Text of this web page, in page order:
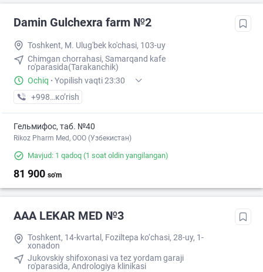
Damin Gulchexra farm №2
Toshkent, M. Ulug'bek ko'chasi, 103-uy
Chimgan chorrahasi, Samarqand kafe
ro'parasida(Tarakanchik)
Ochiq · Yopilish vaqti 23:30
+998 (97) XXX-XX-XX
кo’rish
Гельмифос, таб. №40
Rikoz Pharm Med, OOO (Узбекистан)
Mavjud: 1 qadoq (1 soat oldin yangilangan)
81 900 so'm
AAA LEKAR MED №3
Toshkent, 14-kvartal, Foziltepa ko‘chasi, 28-uy, 1-
xonadon
Jukovskiy shifoxonasi va tez yordam garaji
ro'parasida, Andrologiya klinikasi